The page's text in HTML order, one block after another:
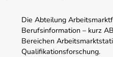
Die Abteilung
Berufsinformation – kurz
Bereichen
Qualifikationsforschung.